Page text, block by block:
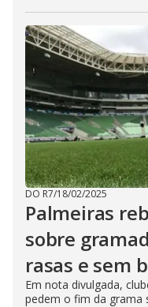
DO R7/18/02/2025
Palmeiras
sobre
rasas e sem
Em nota divulgada,
pedem o fim da grama